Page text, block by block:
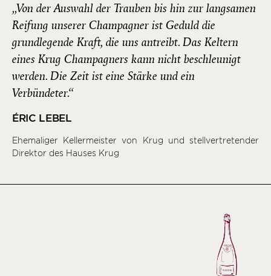
„Von der Auswahl der Trauben bis hin zur langsamen
Reifung unserer Champagner ist Geduld die
grundlegende Kraft, die uns antreibt. Das Keltern
eines Krug Champagners kann nicht beschleunigt
werden. Die Zeit ist eine Stärke und ein
Verbündeter.“
ÉRIC LEBEL
Ehemaliger Kellermeister von Krug und stellvertretender
Direktor des Hauses Krug